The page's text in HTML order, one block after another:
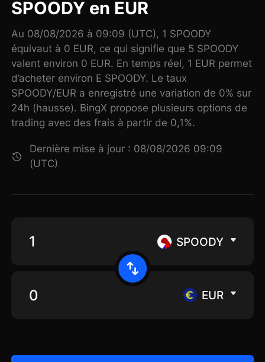
SPOODY en EUR
Au 08/08/2026 à 09:09 (UTC), 1 SPOODY
équivaut à 0 EUR, ce qui signifie que 5 SPOODY
valent environ 0 EUR. En temps réel, 1 EUR permet
d’acheter environ E SPOODY. Le taux
SPOODY/EUR a enregistré une variation de 0% sur
24h (hausse). BingX propose plusieurs options de
trading avec des frais à partir de 0,1%.
Dernière mise à jour : 08/08/2026 09:09
(UTC)
SPOODY
EUR